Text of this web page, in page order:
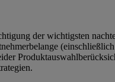
der wichtigsten